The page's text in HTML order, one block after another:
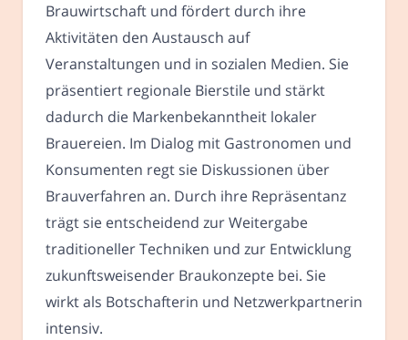
Brauwirtschaft und fördert durch ihre
Aktivitäten den Austausch auf
Veranstaltungen und in sozialen Medien. Sie
präsentiert regionale Bierstile und stärkt
dadurch die Markenbekanntheit lokaler
Brauereien. Im Dialog mit Gastronomen und
Konsumenten regt sie Diskussionen über
Brauverfahren an. Durch ihre Repräsentanz
trägt sie entscheidend zur Weitergabe
traditioneller Techniken und zur Entwicklung
zukunftsweisender Braukonzepte bei. Sie
wirkt als Botschafterin und Netzwerkpartnerin
intensiv.